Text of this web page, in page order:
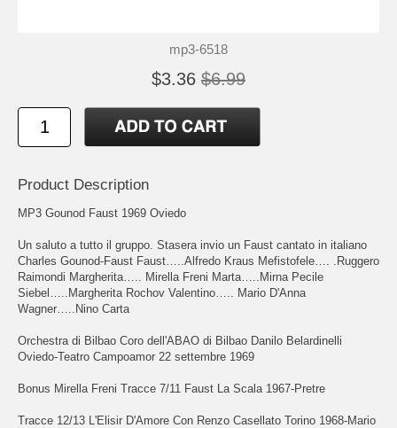
mp3-6518
$3.36 $6.99
Product Description
MP3 Gounod Faust 1969 Oviedo
Un saluto a tutto il gruppo. Stasera invio un Faust cantato in italiano
Charles Gounod-Faust Faust…..Alfredo Kraus Mefistofele…. .Ruggero
Raimondi Margherita….. Mirella Freni Marta…..Mirna Pecile
Siebel…..Margherita Rochov Valentino….. Mario D'Anna
Wagner…..Nino Carta
Orchestra di Bilbao Coro dell'ABAO di Bilbao Danilo Belardinelli
Oviedo-Teatro Campoamor 22 settembre 1969
Bonus Mirella Freni Tracce 7/11 Faust La Scala 1967-Pretre
Tracce 12/13 L'Elisir D'Amore Con Renzo Casellato Torino 1968-Mario